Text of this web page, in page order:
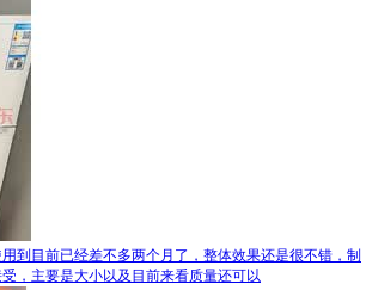
到目前已经差不多两个月了，整体效果还是很不错，制
，主要是大小以及目前来看质量还可以